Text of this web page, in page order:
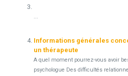
...
Informations générales
un thérapeute
A quel moment pourrez-vous avoir
psychologue Des difficultés